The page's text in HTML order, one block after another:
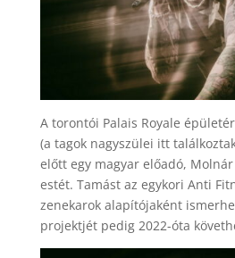
A torontói Palais Royale
(a tagok nagyszülei itt
előtt egy magyar előadó,
estét. Tamást az egykori Anti
zenekarok alapítójaként
projektjét pedig 2022-óta